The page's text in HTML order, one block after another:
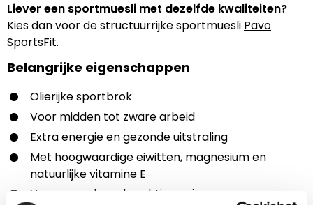
Liever een sportmuesli met dezelfde kwaliteiten?
Kies dan voor de structuurrijke sportmuesli Pavo
SportsFit.
Belangrijke eigenschappen
Olierijke sportbrok
Voor midden tot zware arbeid
Extra energie en gezonde uitstraling
Met hoogwaardige eiwitten, magnesium en
natuurlijke vitamine E
Voor soepele en krachtige spieren